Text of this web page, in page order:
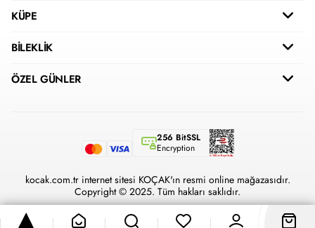
KÜPE
BİLEKLİK
ÖZEL GÜNLER
256 BitSSL
Encryption
kocak.com.tr internet sitesi KOÇAK'ın resmi online mağazasıdır.
Copyright © 2025. Tüm hakları saklıdır.